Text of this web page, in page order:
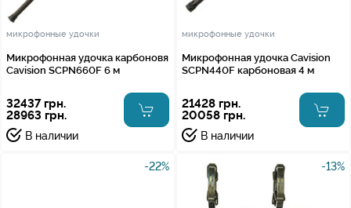
микрофонные удочки
Микрофонная удочка карбоновя
Cavision SCPN660F 6 м
32437 грн.
28963 грн.
В наличии
микрофонные удочки
Микрофонная удочка Cavision
SCPN440F карбоновая 4 м
21428 грн.
20058 грн.
В наличии
-22% -13%